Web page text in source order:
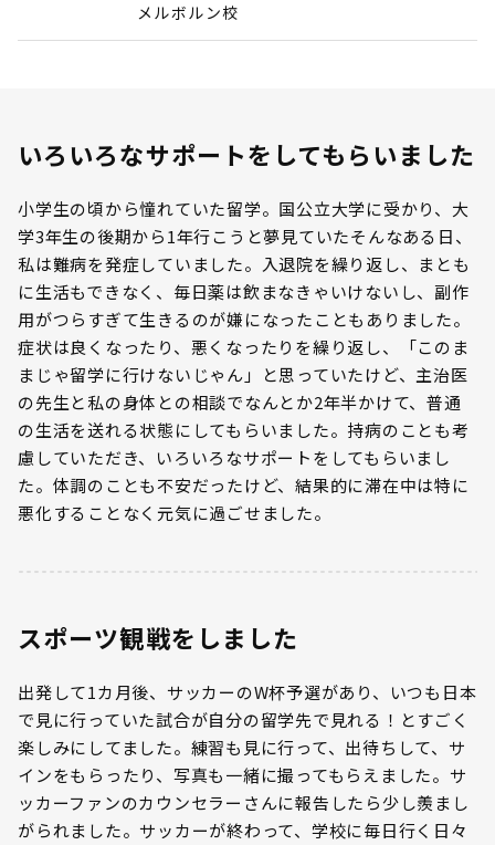
メルボルン校
いろいろなサポートをしてもらいました
小学生の頃から憧れていた留学。国公立大学に受かり、大
学3年生の後期から1年行こうと夢見ていたそんなある日、
私は難病を発症していました。入退院を繰り返し、まとも
に生活もできなく、毎日薬は飲まなきゃいけないし、副作
用がつらすぎて生きるのが嫌になったこともありました。
症状は良くなったり、悪くなったりを繰り返し、「このま
まじゃ留学に行けないじゃん」と思っていたけど、主治医
の先生と私の身体との相談でなんとか2年半かけて、普通
の生活を送れる状態にしてもらいました。持病のことも考
慮していただき、いろいろなサポートをしてもらいまし
た。体調のことも不安だったけど、結果的に滞在中は特に
悪化することなく元気に過ごせました。
スポーツ観戦をしました
出発して1カ月後、サッカーのW杯予選があり、いつも日本
で見に行っていた試合が自分の留学先で見れる！とすごく
楽しみにしてました。練習も見に行って、出待ちして、サ
インをもらったり、写真も一緒に撮ってもらえました。サ
ッカーファンのカウンセラーさんに報告したら少し羨まし
がられました。サッカーが終わって、学校に毎日行く日々